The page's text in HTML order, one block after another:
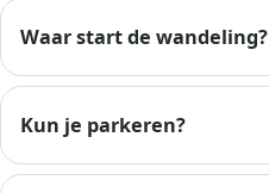
Waar start de wandeling?
Kun je parkeren?